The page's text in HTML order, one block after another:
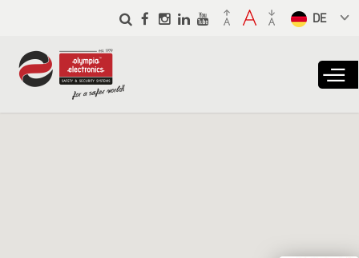
Skip to
main
from the
dropdown
to translate